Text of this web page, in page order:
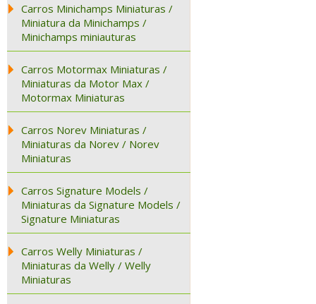
Carros Minichamps Miniaturas /
Miniatura da Minichamps /
Minichamps miniauturas
Carros Motormax Miniaturas /
Miniaturas da Motor Max /
Motormax Miniaturas
Carros Norev Miniaturas /
Miniaturas da Norev / Norev
Miniaturas
Carros Signature Models /
Miniaturas da Signature Models /
Signature Miniaturas
Carros Welly Miniaturas /
Miniaturas da Welly / Welly
Miniaturas